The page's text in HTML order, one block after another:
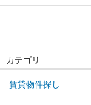
カテゴリ
賃貸物件探し